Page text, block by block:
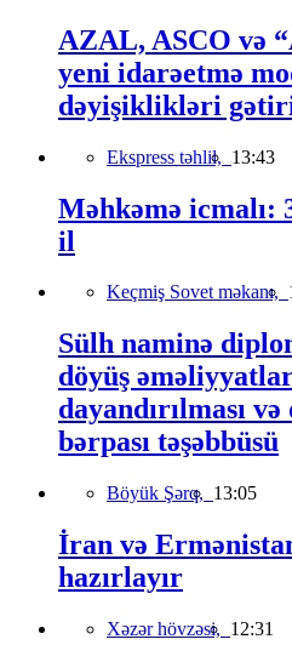
AZAL, ASCO və
yeni idarəetmə
dəyişiklikləri
Ekspress təhlil, 13:43
Məhkəmə icmalı:
il
Keçmiş Sovet məkanı,
Sülh naminə
döyüş
dayandırılması və
bərpası təşəbbüsü
Böyük Şərq, 13:05
İran və
hazırlayır
Xəzər hövzəsi, 12:31